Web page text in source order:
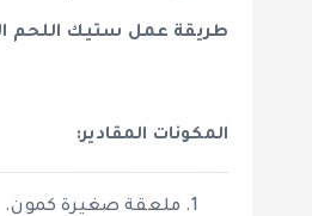
طريقة عمل ستيك اللحم
المكونات المقادير:
ملعقة صغيرة كمون.